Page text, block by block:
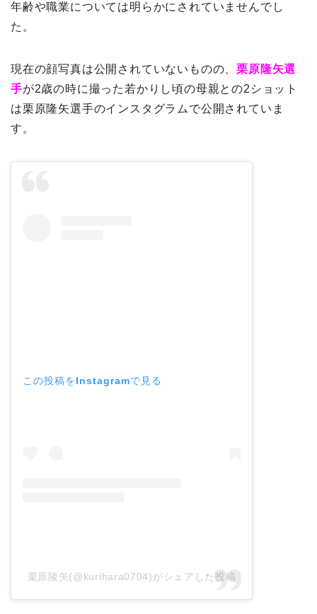
年齢や職業については明らかにされていませんでし
た。
現在の顔写真は公開されていないものの、栗原隆矢選
手が2歳の時に撮った若かりし頃の母親との2ショット
は栗原隆矢選手のインスタグラムで公開されていま
す。
この投稿をInstagramで見る
栗原陵矢(@kurihara0704)がシェアした投稿